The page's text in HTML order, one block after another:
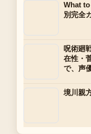
What
別完全
呪術廻
在性・
で、声
境川親